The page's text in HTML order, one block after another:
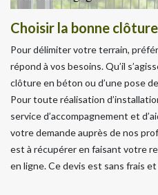
Choisir la bonne clôture
Pour délimiter votre terrain,
répond à vos besoins. Qu’il
clôture en béton ou d’une pose
Pour toute réalisation
service d’accompagnement et
votre demande auprès de nos
est à récupérer en faisant votre
en ligne. Ce devis est sans frais